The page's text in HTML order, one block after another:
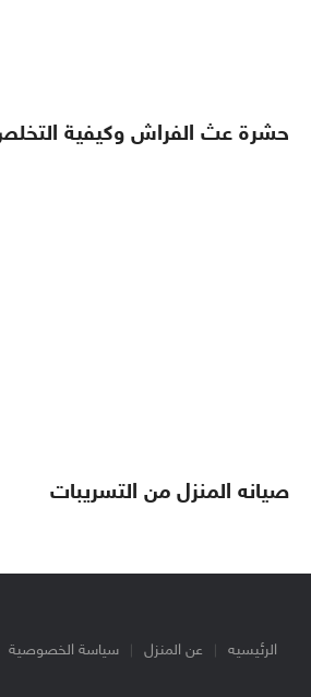
حشرة عث الفراش وكيفية
صيانه المنزل من التسريبات
الرئيسيه عن المنزل سياسة الخصوصية